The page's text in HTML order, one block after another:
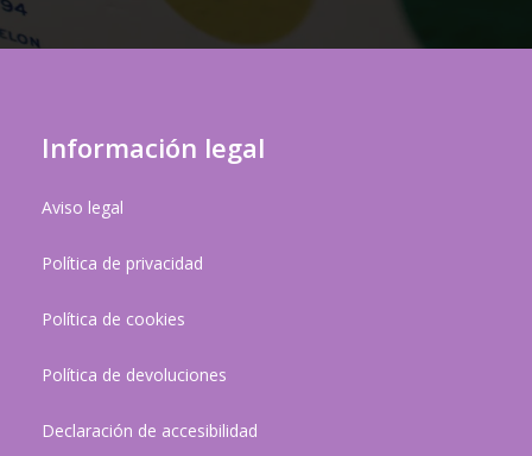
Información legal
Aviso legal
Política de privacidad
Política de cookies
Política de devoluciones
Declaración de accesibilidad